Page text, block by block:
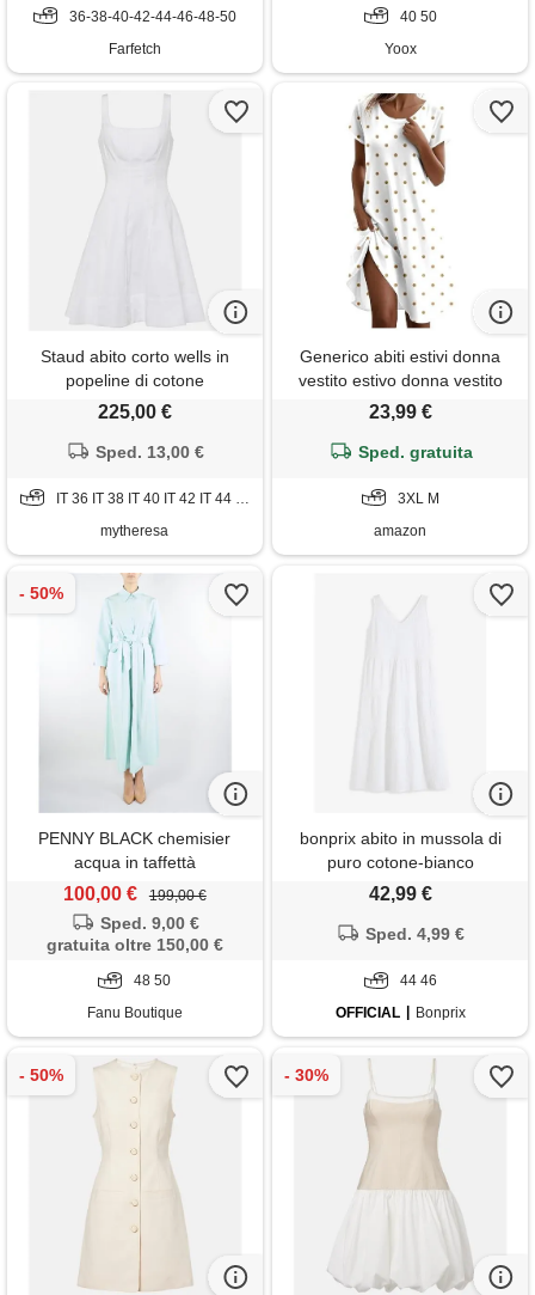
36-38-40-42-44-46-48-50
Farfetch
40 50
Yoox
Staud abito corto wells in
popeline di cotone
225,00 €
Sped. 13,00 €
IT 36 IT 38 IT 40 IT 42 IT 44 IT 46 IT 48 IT 50 IT 52
mytheresa
Generico abiti estivi donna
vestito estivo donna vestito
corto curvy vestiti leggero
taglie forti cotone tubino
lino xs larghi eleganti vestitino
casa
23,99 €
Sped. gratuita
3XL M
amazon
PENNY BLACK chemisier
acqua in taffettà
100,00 € 199,00 €
Sped. 9,00 €
gratuita oltre 150,00 €
48 50
Fanu Boutique
bonprix abito in mussola di
puro cotone-bianco
42,99 €
Sped. 4,99 €
44 46
OFFICIAL
Bonprix